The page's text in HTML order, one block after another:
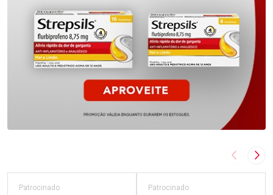
Imagem
Patrocinado Patrocinado